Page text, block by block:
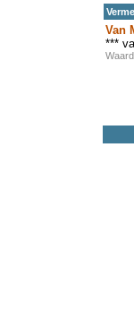
Van
***